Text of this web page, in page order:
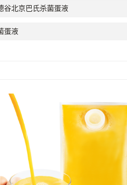
谷北京巴氏杀菌蛋液
蛋液